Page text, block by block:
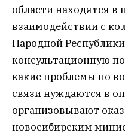
области находятся в
взаимодействии с
Народной
консультационную
какие проблемы по
связи нуждаются в
организовывают
новосибирским